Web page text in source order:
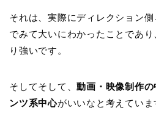
それは、実際にディレクション
でみて大いにわかったことであ
り強いです。
そしてそして、動画・映像制作
ンツ系中心がいいなと考えていま